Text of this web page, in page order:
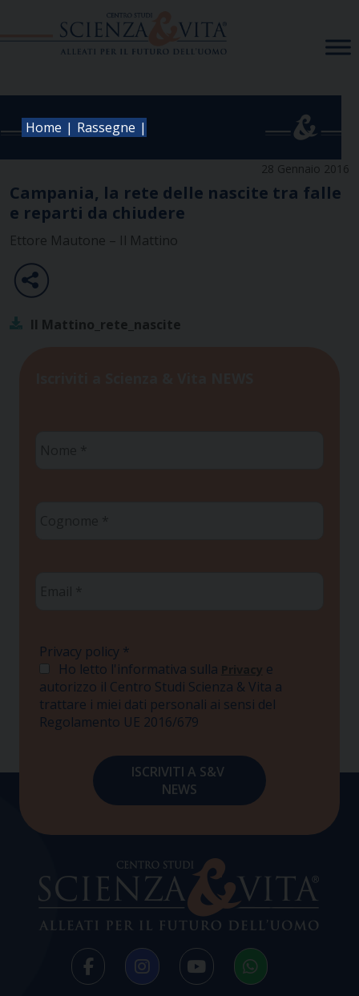
Home | Rassegne |
28 Gennaio 2016
Campania, la rete delle nascite tra falle
e reparti da chiudere
Ettore Mautone – Il Mattino
Il Mattino_rete_nascite
Privacy policy *
Ho letto l'informativa sulla Privacy e
autorizzo il Centro Studi Scienza & Vita a
trattare i miei dati personali ai sensi del
Regolamento UE 2016/679